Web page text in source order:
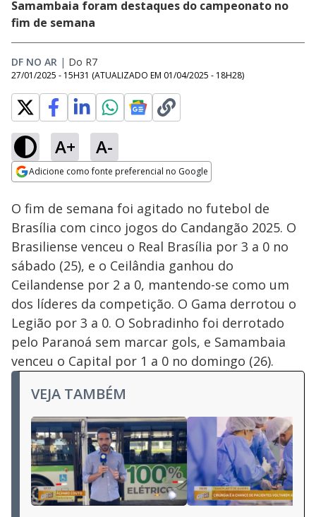
Samambaia foram destaques do campeonato no
fim de semana
DF NO AR | Do R7
27/01/2025 - 15H31 (ATUALIZADO EM 01/04/2025 - 18H28)
A+ A-
Adicione como fonte preferencial no Google
Ativar
100.00%
O fim de semana foi agitado no futebol de
Brasília com cinco jogos do Candangão 2025. O
Brasiliense venceu o Real Brasília por 3 a 0 no
sábado (25), e o Ceilândia ganhou do
Ceilandense por 2 a 0, mantendo-se como um
dos líderes da competição. O Gama derrotou o
Legião por 3 a 0. O Sobradinho foi derrotado
pelo Paranoá sem marcar gols, e Samambaia
venceu o Capital por 1 a 0 no domingo (26).
VEJA TAMBÉM